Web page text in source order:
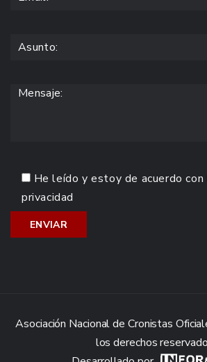
He leído y estoy de acuerdo con
privacidad
Asociación Nacional de Cronistas
los derechos